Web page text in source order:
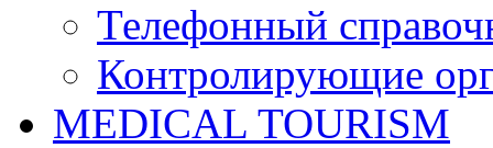
Телефонный
Контролирующие
MEDICAL TOURISM